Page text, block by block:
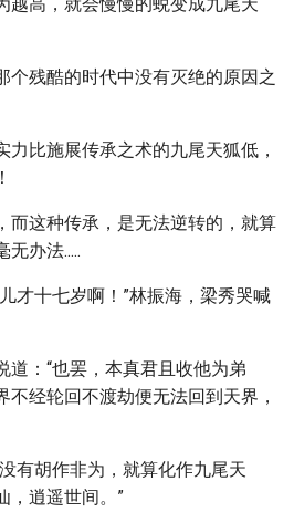
个残酷的时代中没有灭绝的原因之
比施展传承之术的九尾天狐低，
而这种传承，是无法逆转的，就算
办法.....
才十七岁啊！”林振海，梁秀哭喊
道：“也罢，本真君且收他为弟
经轮回不渡劫便无法回到天界，
有胡作非为，就算化作九尾天
，逍遥世间。”